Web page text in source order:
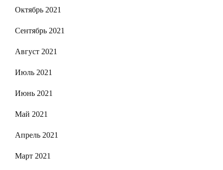
Октябрь 2021
Сентябрь 2021
Август 2021
Июль 2021
Июнь 2021
Май 2021
Апрель 2021
Март 2021